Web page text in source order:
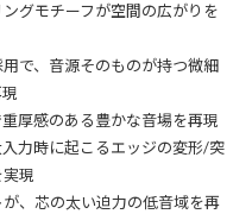
グモチーフが空間の広がりを
で、音源そのものが持つ微細
厚感のある豊かな音場を再現
力時に起こるエッジの変形/突
現
、芯の太い迫力の低音域を再